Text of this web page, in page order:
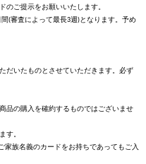
のご提示をお願いいたします。
間(審査によって最長3週)となります。予め
だいたものとさせていただきます。必ず
品の購入を確約するものではございませ
す。
家族名義のカードをお持ちであってもご入